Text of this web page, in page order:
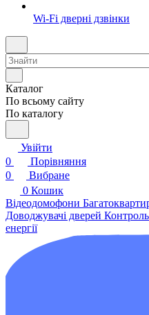
Wi-Fi дверні дзвінки
Каталог
По всьому сайту
По каталогу
Увійти
0
Порівняння
0
Вибране
0 Кошик
Відеодомофони
Доводжувачі дверей
енергії